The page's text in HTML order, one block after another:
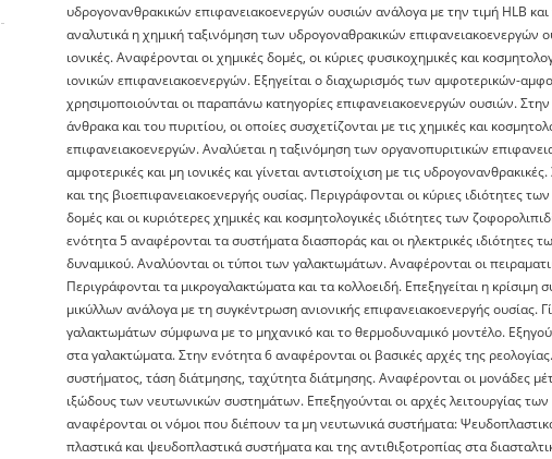
υδρογονανθρακικών επιφανειακοενεργών ουσιών ανάλογα με την τιμή HLB
αναλυτικά η χημική ταξινόμηση των υδρογοναθρακικών επιφανειακοενεργών
ιονικές. Αναφέρονται οι χημικές δομές, οι κύριες φυσικοχημικές και
ιονικών επιφανειακοενεργών. Εξηγείται ο διαχωρισμός των αμφοτερικών-
χρησιμοποιούνται οι παραπάνω κατηγορίες επιφανειακοενεργών ουσιών.
άνθρακα και του πυριτίου, οι οποίες συσχετίζονται με τις χημικές και
επιφανειακοενεργών. Αναλύεται η ταξινόμηση των οργανοπυριτικών
αμφοτερικές και μη ιονικές και γίνεται αντιστοίχιση με τις
και της βιοεπιφανειακοενεργής ουσίας. Περιγράφονται οι κύριες ιδιότητες
δομές και οι κυριότερες χημικές και κοσμητολογικές ιδιότητες των
ενότητα 5 αναφέρονται τα συστήματα διασποράς και οι ηλεκτρικές
δυναμικού. Αναλύονται οι τύποι των γαλακτωμάτων. Αναφέρονται οι
Περιγράφονται τα μικρογαλακτώματα και τα κολλοειδή. Επεξηγείται η
μικύλλων ανάλογα με τη συγκέντρωση ανιονικής επιφανειακοενεργής ουσίας.
γαλακτωμάτων σύμφωνα με το μηχανικό και το θερμοδυναμικό μοντέλο.
στα γαλακτώματα. Στην ενότητα 6 αναφέρονται οι βασικές αρχές της
συστήματος, τάση διάτμησης, ταχύτητα διάτμησης. Αναφέρονται οι μονάδες
ιξώδους των νευτωνικών συστημάτων. Επεξηγούνται οι αρχές λειτουργίας
αναφέρονται οι νόμοι που διέπουν τα μη νευτωνικά συστήματα:
πλαστικά και ψευδοπλαστικά συστήματα και της αντιθιξοτροπίας στα